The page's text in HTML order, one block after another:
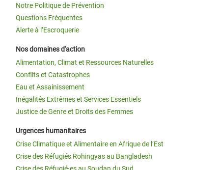
Notre Politique de Prévention
Questions Fréquentes
Alerte à l’Escroquerie
Nos domaines d'action
Alimentation, Climat et Ressources Naturelles
Conflits et Catastrophes
Eau et Assainissement
Inégalités Extrêmes et Services Essentiels
Justice de Genre et Droits des Femmes
Urgences humanitaires
Crise Climatique et Alimentaire en Afrique de l’Est
Crise des Réfugiés Rohingyas au Bangladesh
Crise des Réfugié·es au Soudan du Sud